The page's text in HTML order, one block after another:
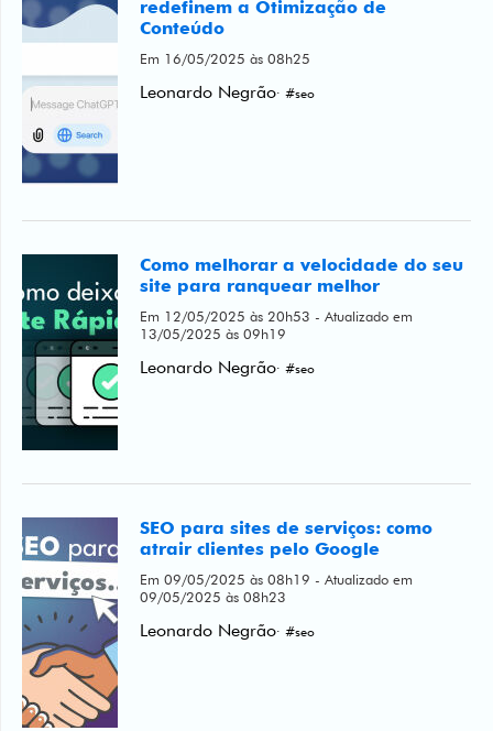
redefinem a Otimização de
Conteúdo
Em 16/05/2025 às 08h25
Leonardo Negrão· #seo
Como melhorar a velocidade do seu
site para ranquear melhor
Em 12/05/2025 às 20h53 - Atualizado em
13/05/2025 às 09h19
Leonardo Negrão· #seo
SEO para sites de serviços: como
atrair clientes pelo Google
Em 09/05/2025 às 08h19 - Atualizado em
09/05/2025 às 08h23
Leonardo Negrão· #seo